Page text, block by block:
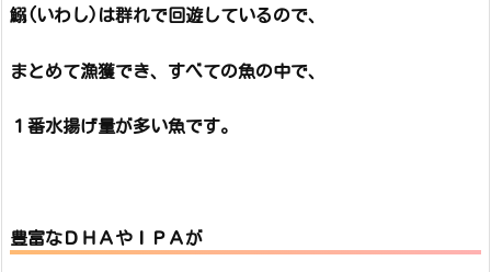
鰯(いわし)は群れで回遊しているので、
まとめて漁獲でき、すべての魚の中で、
１番水揚げ量が多い魚です。
豊富なＤＨＡやＩＰＡが